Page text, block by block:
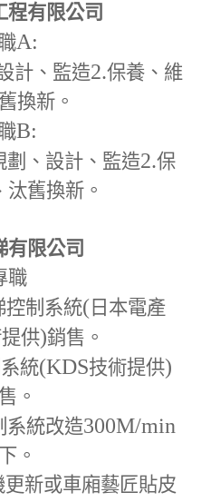
程有限公司
A:
計、監造2.保養、維
換新。
B:
劃、設計、監造2.保
舊換新。
有限公司
職
控制系統( 日本電產
供)銷售。
統(KDS技術提供)
。
系統改造300M/min
。
新或車廂藝匠貼皮